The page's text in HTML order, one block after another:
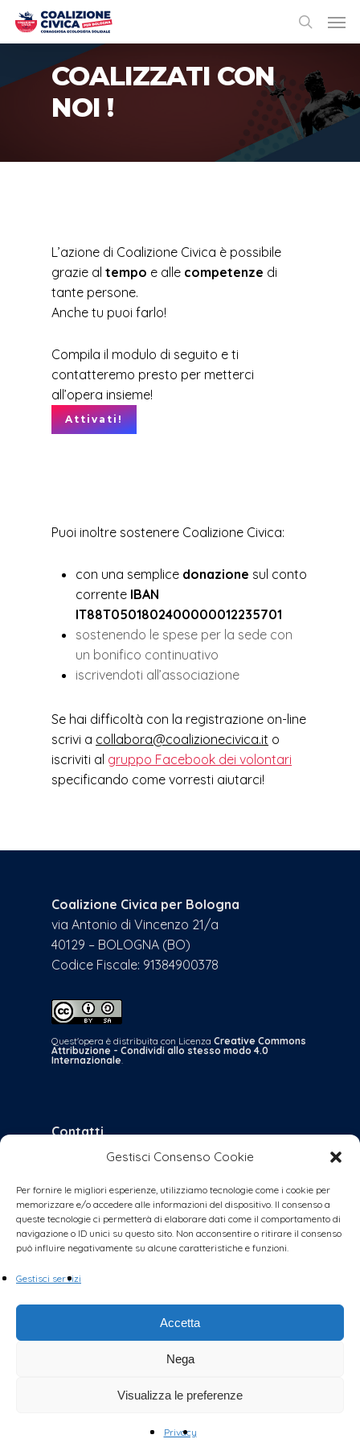
Gestisci Consenso Cookie
Per fornire le migliori esperienze, utilizziamo tecnologie come i cookie per
memorizzare e/o accedere alle informazioni del dispositivo. Il consenso a
queste tecnologie ci permetterà di elaborare dati come il comportamento di
navigazione o ID unici su questo sito. Non acconsentire o ritirare il consenso
può influire negativamente su alcune caratteristiche e funzioni.
Gestisci servizi
Accetta
Nega
Visualizza le preferenze
Privacy
COALIZZATI CON
NOI !
L’azione di Coalizione Civica è possibile
grazie altempo e alle competenze di
tante persone.
Anche tu puoi farlo!
Compila il modulo di seguito e ti
contatteremo presto per metterci
all’opera insieme!
Attivati!
Puoi inoltre sostenere Coalizione Civica:
con una semplice donazione sul conto
corrente IBAN
IT88T0501802400000012235701
sostenendo le spese per la sede con
un bonifico continuativo
iscrivendoti all’associazione
Se hai difficoltà con la registrazione on-line
scrivi a collabora@coalizionecivica.it o
iscriviti al gruppo Facebook dei volontari
specificando come vorresti aiutarci!
Coalizione Civica per Bologna
via Antonio di Vincenzo 21/a
40129 – BOLOGNA (BO)
Codice Fiscale: 91384900378
Quest'opera è distribuita con Licenza Creative Commons
Attribuzione - Condividi allo stesso modo 4.0
Internazionale.
Contatti
bologna@coalizionecivica.it
per qualsiasi questione
collabora@coalizionecivica.it
se volete dare una mano concreta alla
coalizione (volantinaggi, banchetti, video,
foto, segreteria, ecc.)